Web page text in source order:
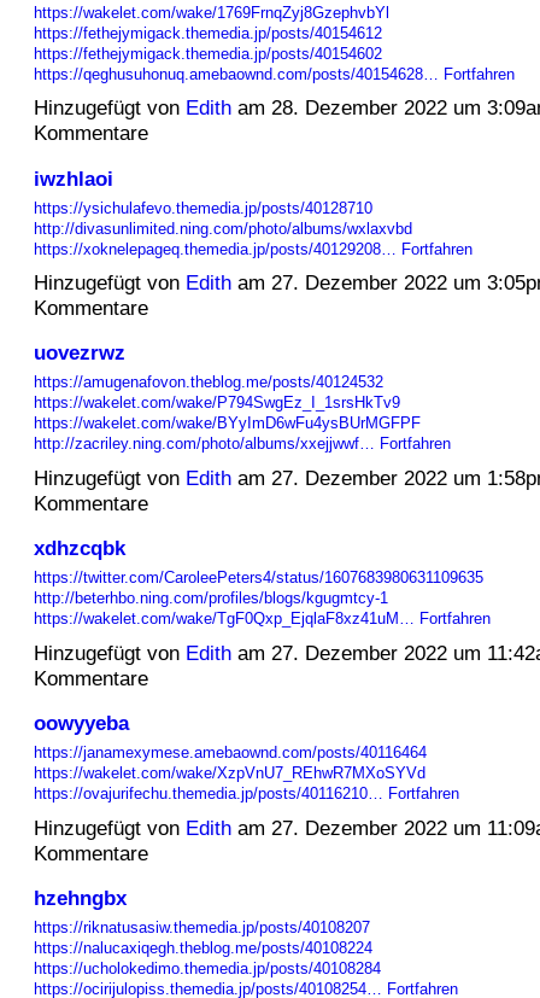
https://wakelet.com/wake/1769FrnqZyj8GzephvbYl
https://fethejymigack.themedia.jp/posts/40154612
https://fethejymigack.themedia.jp/posts/40154602
https://qeghusuhonuq.amebaownd.com/posts/40154628…
Fortfahren
Hinzugefügt von Editham 28. Dezember 2022 um
Kommentare
iwzhlaoi
https://ysichulafevo.themedia.jp/posts/40128710
http://divasunlimited.ning.com/photo/albums/wxlaxvbd
https://xoknelepageq.themedia.jp/posts/40129208…
Fortfahren
Hinzugefügt von Editham 27. Dezember 2022 um
Kommentare
uovezrwz
https://amugenafovon.theblog.me/posts/40124532
https://wakelet.com/wake/P794SwgEz_I_1srsHkTv9
https://wakelet.com/wake/BYyImD6wFu4ysBUrMGFPF
http://zacriley.ning.com/photo/albums/xxejjwwf… Fortfahren
Hinzugefügt von Editham 27. Dezember 2022 um
Kommentare
xdhzcqbk
https://twitter.com/CaroleePeters4/status/1607683980631109635
http://beterhbo.ning.com/profiles/blogs/kgugmtcy-1
https://wakelet.com/wake/TgF0Qxp_EjqlaF8xz41uM… Fortfahren
Hinzugefügt von Editham 27. Dezember 2022 um
Kommentare
oowyyeba
https://janamexymese.amebaownd.com/posts/40116464
https://wakelet.com/wake/XzpVnU7_REhwR7MXoSYVd
https://ovajurifechu.themedia.jp/posts/40116210… Fortfahren
Hinzugefügt von Editham 27. Dezember 2022 um
Kommentare
hzehngbx
https://riknatusasiw.themedia.jp/posts/40108207
https://nalucaxiqegh.theblog.me/posts/40108224
https://ucholokedimo.themedia.jp/posts/40108284
https://ocirijulopiss.themedia.jp/posts/40108254… Fortfahren